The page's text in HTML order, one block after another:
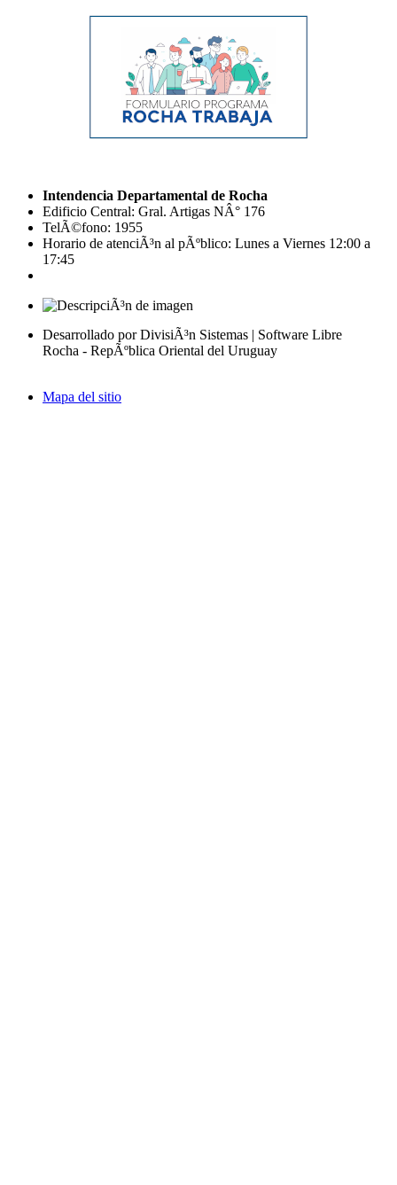
Intendencia Departamental de Rocha
Edificio Central: Gral. Artigas NÂ° 176
TelÃ©fono: 1955
Horario de atenciÃ³n al pÃºblico: Lunes a Viernes 12:00 a
17:45
Desarrollado por DivisiÃ³n Sistemas | Software Libre
Rocha - RepÃºblica Oriental del Uruguay
Mapa del sitio